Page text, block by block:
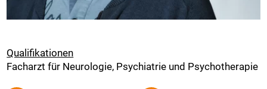
Qualifikationen
Facharzt für Neurologie, Psychiatrie und Psychotherapie